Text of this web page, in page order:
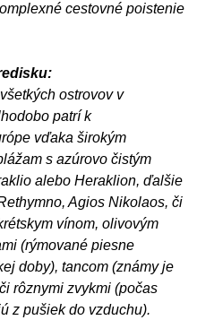
cestovné poistenie
ostrovov v
patrí k
vďaka širokým
s azúrovo čistým
alebo Heraklion, ďalšie
Agios Nikolaos, či
vínom, olivovým
(rýmované piesne
doby), tancom (známy je
rôznymi zvykmi (počas
z pušiek do vzduchu).